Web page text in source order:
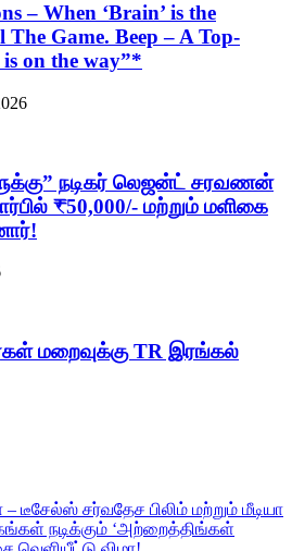
– When ‘Brain’ is the
The Game. Beep – A Top-
on the way”*
நடிகர் லெஜன்ட் சரவணன்
₹50,000/- மற்றும் மளிகை
மறைவுக்கு TR இரங்கல்
– டீசேல்ஸ் சர்வதேச பிலிம் மற்றும் மீடியா
நடிக்கும் ‘அற்றைத்திங்கள்